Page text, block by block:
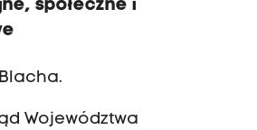
społeczne i
Województwa